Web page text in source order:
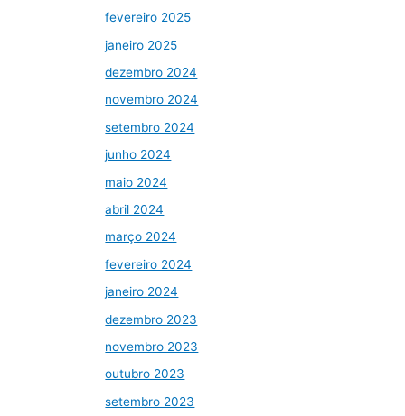
fevereiro 2025
janeiro 2025
dezembro 2024
novembro 2024
setembro 2024
junho 2024
maio 2024
abril 2024
março 2024
fevereiro 2024
janeiro 2024
dezembro 2023
novembro 2023
outubro 2023
setembro 2023